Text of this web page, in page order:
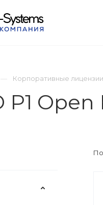
Корпоративные
P1 Open